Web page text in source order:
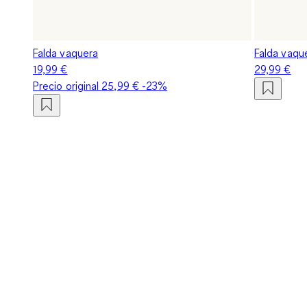
Falda vaquera
19,99 €
Precio original 25,99 €-23%
Falda
29,99 €